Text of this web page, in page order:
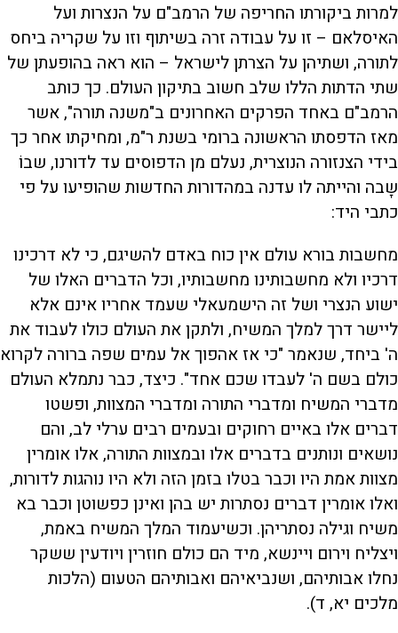
למרות ביקורתו החריפה של הרמב"ם על הנצרות ועל
האיסלאם – זו על עבודה זרה בשיתוף וזו על שקריה ביחס
לתורה, ושתיהן על הצרתן לישראל – הוא ראה בהופעתן של
שתי הדתות הללו שלב חשוב בתיקון העולם. כך כותב
הרמב"ם באחד הפרקים האחרונים ב"משנה תורה", אשר
מאז הדפסתו הראשונה ברומי בשנת ר"מ, ומחיקתו אחר כך
בידי הצנזורה הנוצרית, נעלם מן הדפוסים עד לדורנו, שבוֹ
שָבה והייתה לו עדנה במהדורות החדשות שהופיעו על פי
כתבי היד:
מחשבות בורא עולם אין כוח באדם להשיגם, כי לא דרכינו
דרכיו ולא מחשבותינו מחשבותיו, וכל הדברים האלו של
ישוע הנצרי ושל זה הישמעאלי שעמד אחריו אינם אלא
ליישר דרך למלך המשיח, ולתקן את העולם כולו לעבוד את
ה' ביחד, שנאמר "כי אז אהפוך אל עמים שפה ברורה לקרוא
כולם בשם ה' לעבדו שכם אחד". כיצד, כבר נתמלא העולם
מדברי המשיח ומדברי התורה ומדברי המצוות, ופשטו
דברים אלו באיים רחוקים ובעמים רבים ערלי לב, והם
נושאים ונותנים בדברים אלו ובמצוות התורה, אלו אומרין
מצוות אמת היו וכבר בטלו בזמן הזה ולא היו נוהגות לדורות,
ואלו אומרין דברים נסתרות יש בהן ואינן כפשוטן וכבר בא
משיח וגילה נסתריהן. וכשיעמוד המלך המשיח באמת,
ויצליח וירום ויינשא, מיד הם כולם חוזרין ויודעין ששקר
נחלו אבותיהם, ושנביאיהם ואבותיהם הטעום (הלכות
מלכים יא, ד).